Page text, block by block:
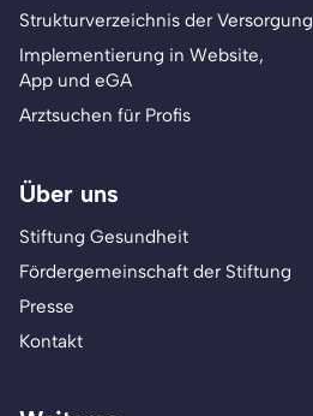
Strukturverzeichnis der Versorgung
Implementierung in Website,
App und eGA
Arztsuchen für Profis
Über uns
Stiftung Gesundheit
Fördergemeinschaft der Stiftung
Presse
Kontakt